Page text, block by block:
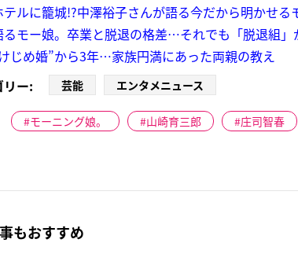
テルに籠城!?中澤裕子さんが語る今だから明かせ
るモー娘。卒業と脱退の格差…それでも「脱退組」
じめ婚”から3年…家族円満にあった両親の教え
リー:
芸能 エンタメニュース
モーニング娘。 山崎育三郎 庄司智春
もおすすめ